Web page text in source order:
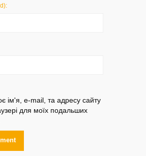
ім'я, e-mail, та адресу сайту
для моїх подальших